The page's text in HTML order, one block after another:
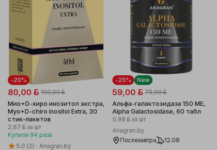
-20%
80,00 ƃ 100,00 ƃ
Мио+D-хиро инозитол экстра,
Myo+D-chiro inositol Extra, 30
стик-пакетов
2,67 ƃ за шт
Купили 94 раза
5.0 (2)
Anagran.by
New
-25%
59,00 ƃ 79,00 ƃ
Альфа-галактозидаза 150 МЕ,
Alpha Galactosidase, 60 табл
0,98 ƃ за шт
Anagran.by
Послезавтра
12.08